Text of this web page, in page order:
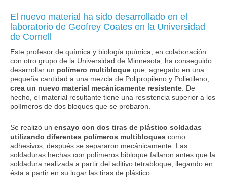
El nuevo material ha sido desarrollado en el
laboratorio de Geofrey Coates en la Universidad
de Cornell
Este profesor de química y biología química, en colaboración
con otro grupo de la Universidad de Minnesota, ha conseguido
desarrollar un polímero multibloque que, agregado en una
pequeña cantidad a una mezcla de Polipropileno y Polietileno,
crea un nuevo material mecánicamente resistente. De
hecho, el material resultante tiene una resistencia superior a los
polímeros de dos bloques que se probaron.
Se realizó un ensayo con dos tiras de plástico soldadas
utilizando diferentes polímeros multibloques como
adhesivos, después se separaron mecánicamente. Las
soldaduras hechas con polímeros bibloque fallaron antes que la
soldadura realizada a partir del aditivo tetrabloque, llegando en
ésta a partir en su lugar las tiras de plástico.